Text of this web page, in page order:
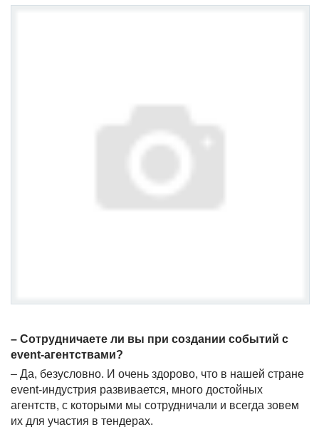
– Сотрудничаете ли вы при создании событий с
event-агентствами?
– Да, безусловно. И очень здорово, что в нашей стране
event-индустрия развивается, много достойных
агентств, с которыми мы сотрудничали и всегда зовем
их для участия в тендерах.